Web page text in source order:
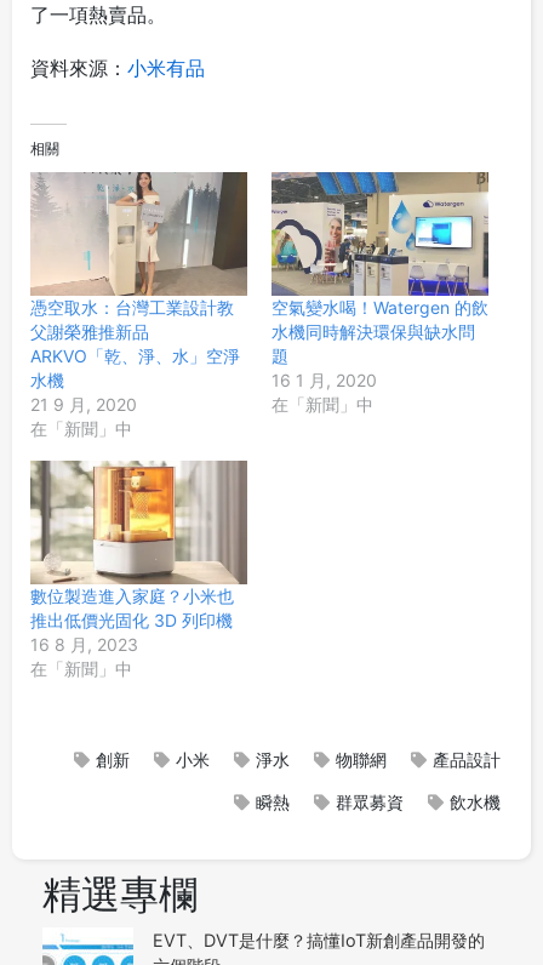
了一項熱賣品。
資料來源： 小米有品
相關
憑空取水：台灣工業設計教
父謝榮雅推新品
ARKVO「乾、淨、水」空淨
水機
21 9 月, 2020
在「新聞」中
空氣變水喝！Watergen 的飲
水機同時解決環保與缺水問
題
16 1 月, 2020
在「新聞」中
數位製造進入家庭？小米也
推出低價光固化 3D 列印機
16 8 月, 2023
在「新聞」中
創新 小米 淨水 物聯網 產品設計
瞬熱 群眾募資 飲水機
精選專欄
EVT、DVT是什麼？搞懂IoT新創產品開發的